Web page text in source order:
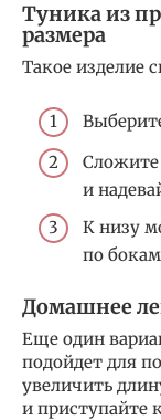
Туника из
размера
Такое изделие
Сложите
и
К низу
по
Домашнее
Еще один
подойдет для
увеличить
и приступайте